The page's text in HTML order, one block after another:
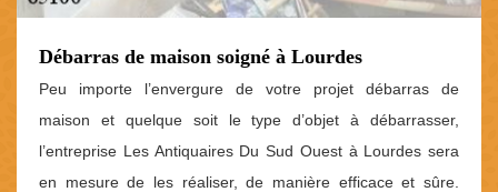
Débarras de maison soigné à Lourdes
Peu importe l’envergure de votre projet débarras de
maison et quelque soit le type d’objet à débarrasser,
l’entreprise Les Antiquaires Du Sud Ouest à Lourdes sera
en mesure de les réaliser, de manière efficace et sûre.